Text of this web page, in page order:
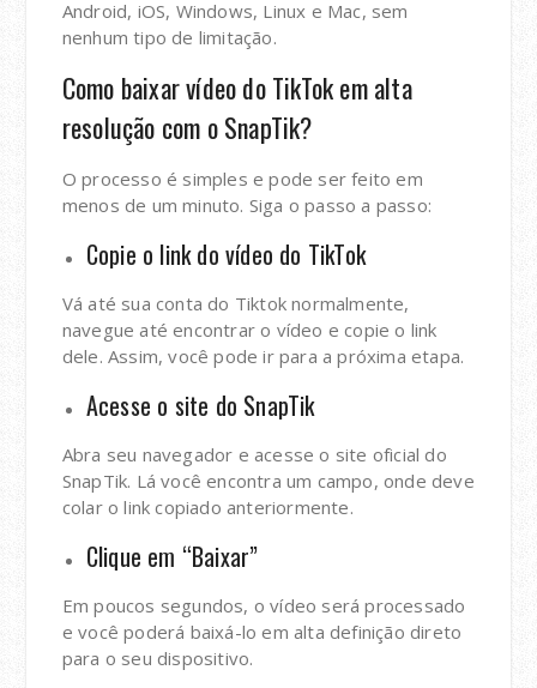
Android, iOS, Windows, Linux e Mac, sem
nenhum tipo de limitação.
Como baixar vídeo do TikTok em alta
resolução com o SnapTik?
O processo é simples e pode ser feito em
menos de um minuto. Siga o passo a passo:
Copie o link do vídeo do TikTok
Vá até sua conta do Tiktok normalmente,
navegue até encontrar o vídeo e copie o link
dele. Assim, você pode ir para a próxima etapa.
Acesse o site do SnapTik
Abra seu navegador e acesse o site oficial do
SnapTik. Lá você encontra um campo, onde deve
colar o link copiado anteriormente.
Clique em “Baixar”
Em poucos segundos, o vídeo será processado
e você poderá baixá-lo em alta definição direto
para o seu dispositivo.